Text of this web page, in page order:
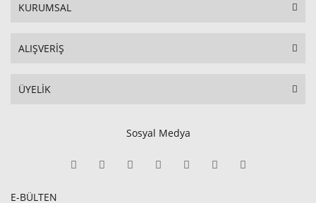
KURUMSAL
ALIŞVERİŞ
ÜYELİK
Sosyal Medya
E-BÜLTEN